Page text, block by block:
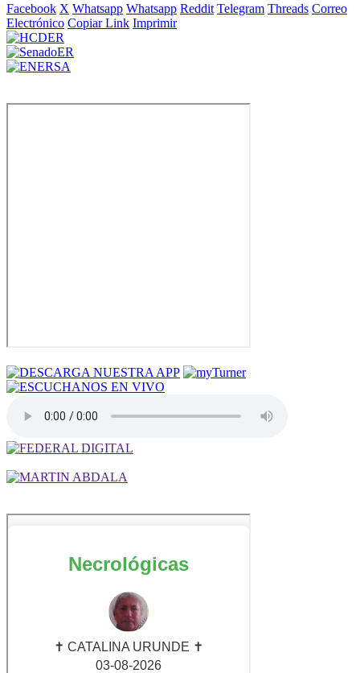
Facebook X Whatsapp Whatsapp Reddit Telegram Threads Correo
Electrónico Copiar Link Imprimir